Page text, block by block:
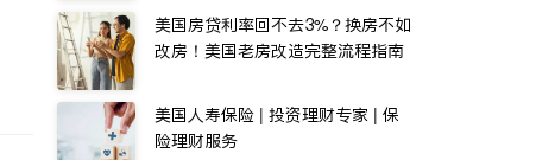
美国房贷利率回不去3%？换房不如
改房！美国老房改造完整流程指南
美国人寿保险 | 投资理财专家 | 保
险理财服务